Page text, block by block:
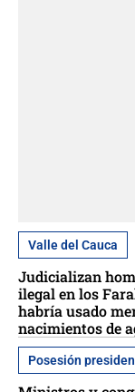
Valle del Cauca
Judicializan
ilegal en los
habría usado
nacimientos de
Posesión